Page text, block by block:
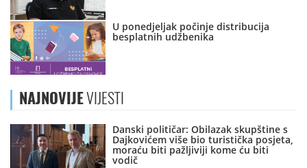
U ponedjeljak počinje distribucija
besplatnih udžbenika
NAJNOVIJEVIJESTI
Danski političar: Obilazak skupštine s
Dajkovićem više bio turistička posjeta,
moraću biti pažljiviji kome ću biti
vodič